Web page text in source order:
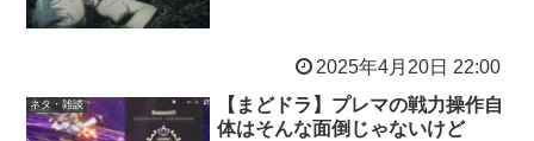
2025年4月20日 22:00
ネタ・雑談
【まどドラ】プレマの戦力操作自
体はそんな面倒じゃないけど